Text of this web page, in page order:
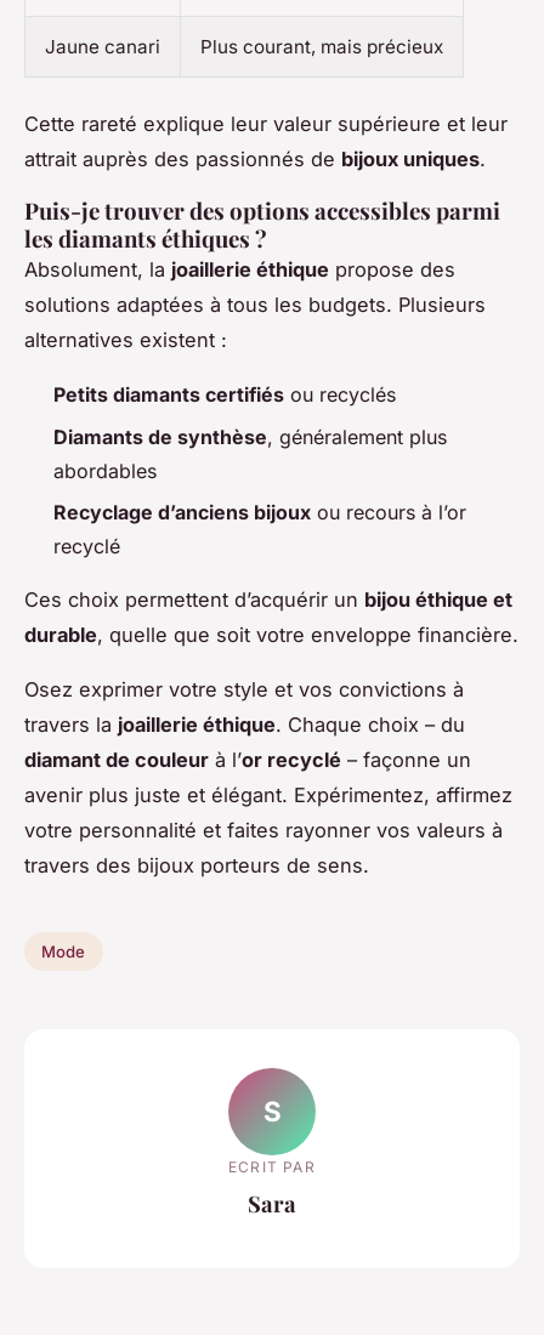
Jaune canari Plus courant, mais précieux
Cette rareté explique leur valeur supérieure et leur
attrait auprès des passionnés de bijoux uniques.
Puis-je trouver des options accessibles parmi
les diamants éthiques ?
Absolument, la joaillerie éthique propose des
solutions adaptées à tous les budgets. Plusieurs
alternatives existent :
Petits diamants certifiés ou recyclés
Diamants de synthèse, généralement plus
abordables
Recyclage d’anciens bijoux ou recours à l’or
recyclé
Ces choix permettent d’acquérir un bijou éthique et
durable, quelle que soit votre enveloppe financière.
Osez exprimer votre style et vos convictions à
travers la joaillerie éthique. Chaque choix – du
diamant de couleur à l’or recyclé – façonne un
avenir plus juste et élégant. Expérimentez, affirmez
votre personnalité et faites rayonner vos valeurs à
travers des bijoux porteurs de sens.
Mode
S
ECRIT PAR
Sara